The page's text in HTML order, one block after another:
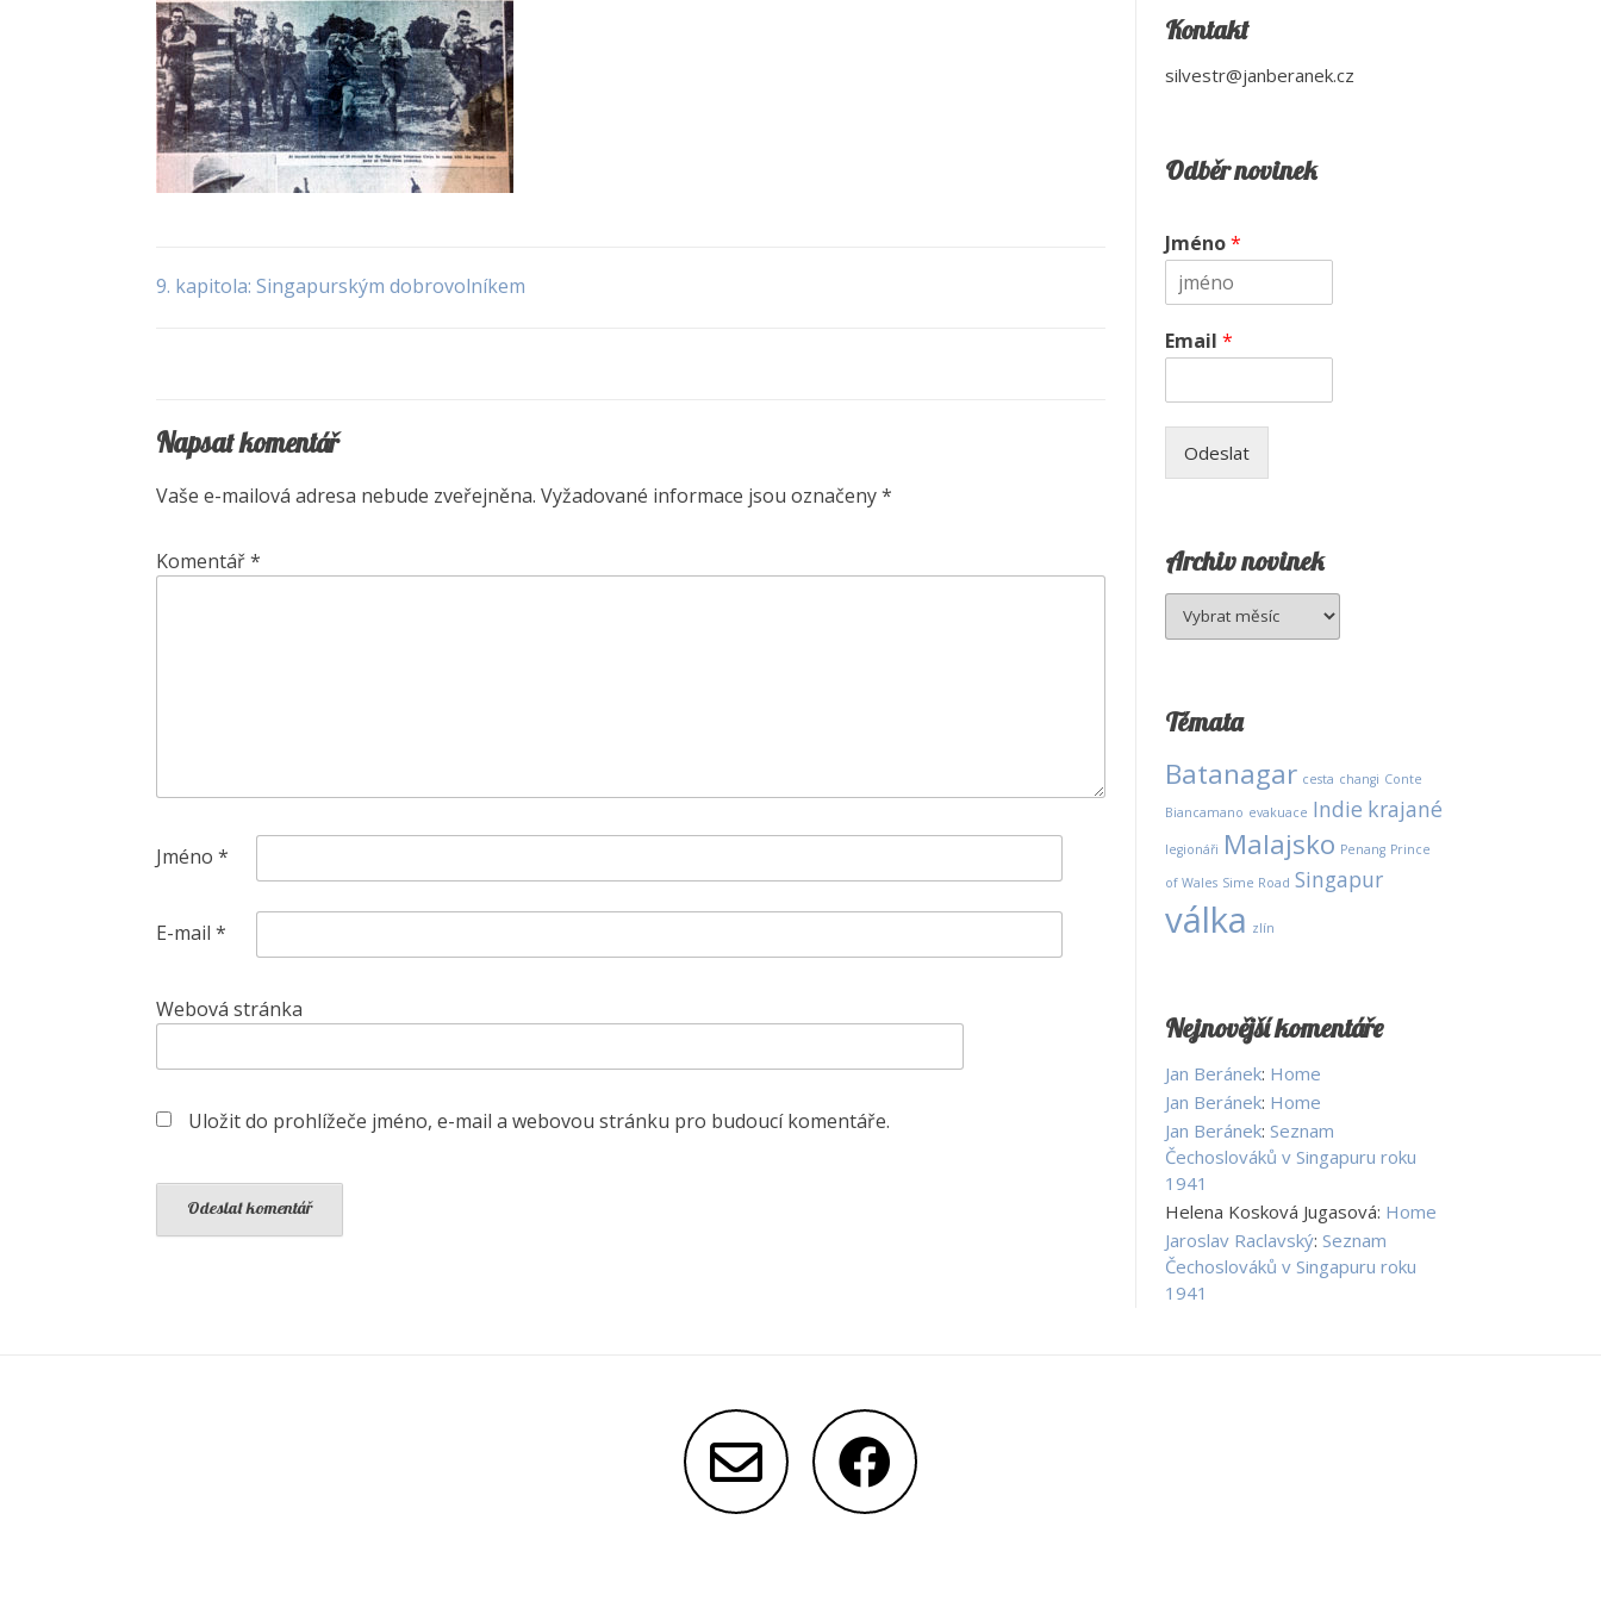
Navigace
příspěvek
9. kapitola: Singapurským dobrovolníkem
Napsat komentář
Vaše e-mailová adresa nebude zveřejněna. Vyžadované informace jsou označeny*
Komentář*
Jméno *
E-mail *
Webová stránka
Uložit do prohlížeče jméno, e-mail a webovou stránku pro budoucí komentáře.
Kontakt
silvestr@janberanek.cz
Odběr novinek
Jméno*
Email*
Odeslat
Archiv novinek
Archiv
novinek
Témata
Batanagar cesta changi Conte
Biancamano evakuace Indie krajané
legionáři Malajsko Penang Prince
of Wales Sime Road Singapur
válka zlín
Nejnovější komentáře
Jan Beránek: Home
Jan Beránek: Home
Jan Beránek:Seznam
Čechoslováků v Singapuru roku
1941
Helena Kosková Jugasová: Home
Jaroslav Raclavský:Seznam
Čechoslováků v Singapuru roku
1941